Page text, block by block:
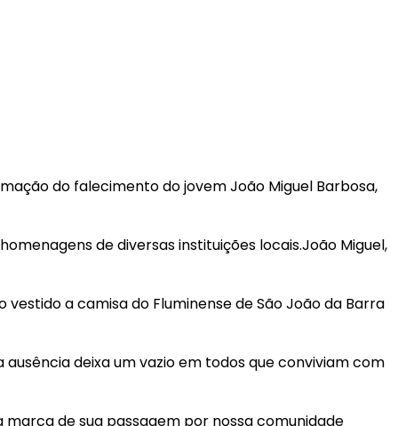
do falecimento do jovem João Miguel Barbosa,
de diversas instituições locais.João Miguel,
a camisa do Fluminense de São João da Barra
deixa um vazio em todos que conviviam com
de sua passagem por nossa comunidade